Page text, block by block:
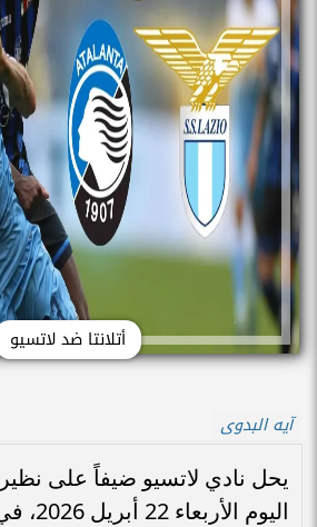
أتلانتا ضد لاتسيو
آيه البدوى
يحل نادي لاتسيو ضيفاً على
اليوم